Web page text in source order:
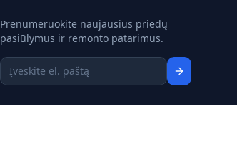
Prenumeruokite naujausius priedų
pasiūlymus ir remonto patarimus.